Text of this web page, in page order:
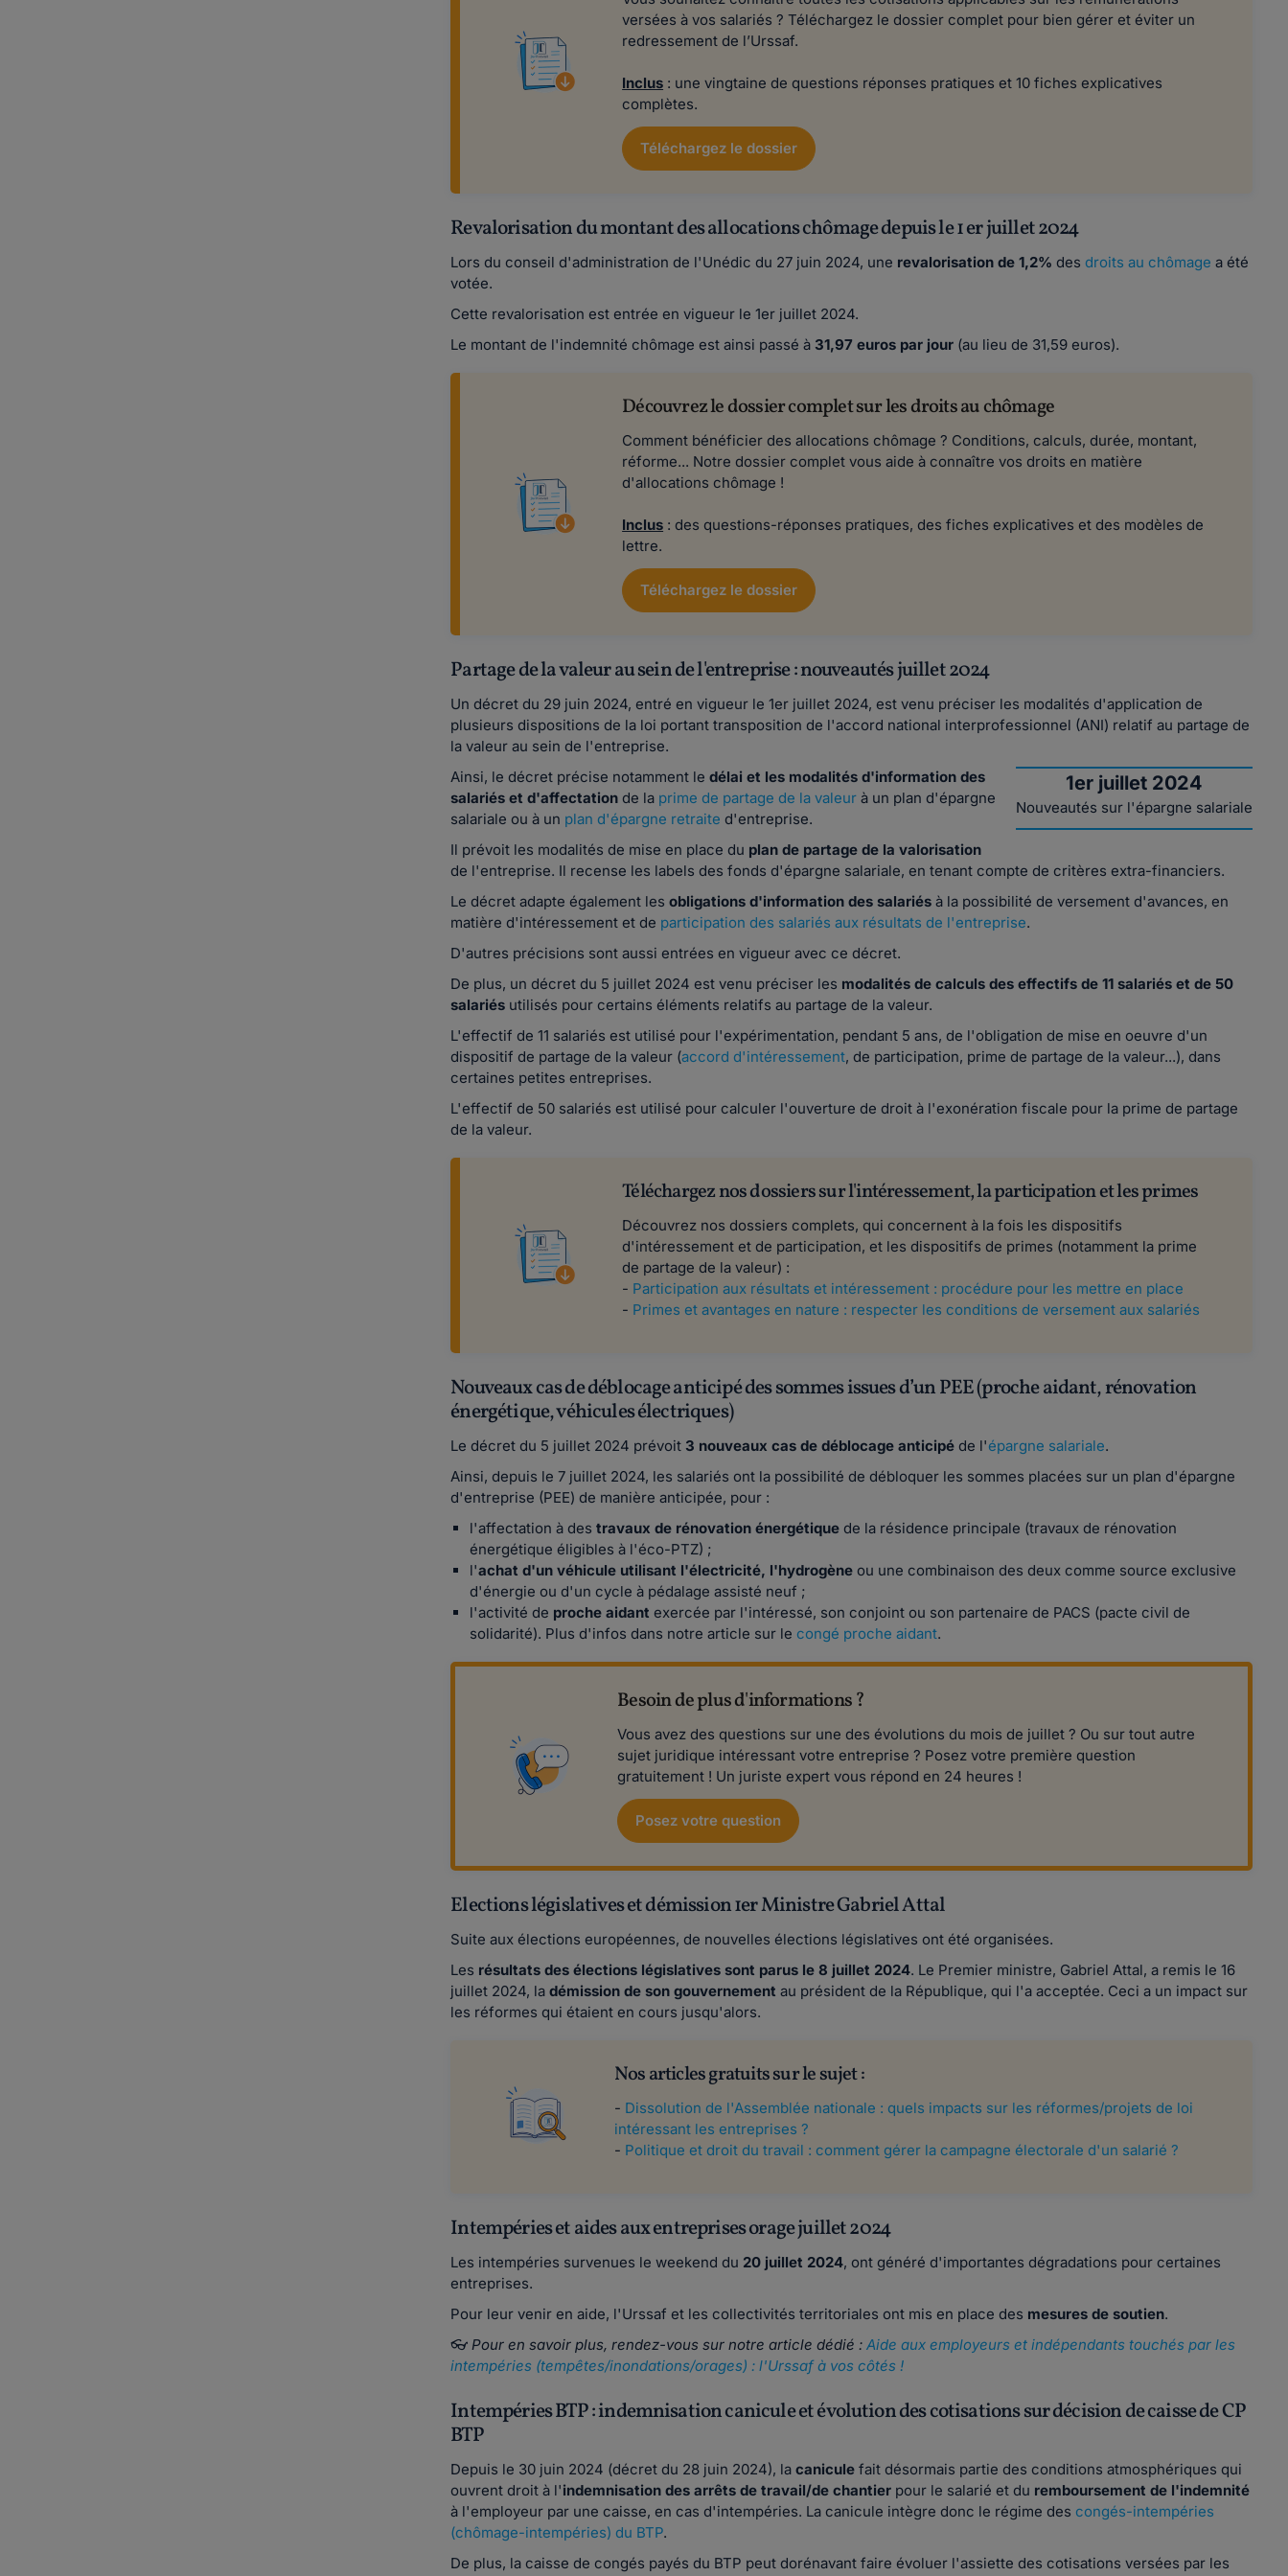
versées à vos salariés ? Téléchargez le dossier complet pour bien gérer et éviter un
redressement de l’Urssaf.
Inclus : une vingtaine de questions réponses pratiques et 10 fiches explicatives
complètes.
Téléchargez le dossier
Revalorisation du montant des allocations chômage depuis le 1 er juillet 2024
Lors du conseil d'administration de l'Unédic du 27 juin 2024, une revalorisation de 1,2% desdroits au chômage a été
votée.
Cette revalorisation est entrée en vigueur le 1er juillet 2024.
Le montant de l'indemnité chômage est ainsi passé à 31,97 euros par jour (au lieu de 31,59 euros).
Découvrez le dossier complet sur les droits au chômage
Comment bénéficier des allocations chômage ? Conditions, calculs, durée, montant,
réforme... Notre dossier complet vous aide à connaître vos droits en matière
d'allocations chômage !
Inclus : des questions-réponses pratiques, des fiches explicatives et des modèles de
lettre.
Téléchargez le dossier
Partage de la valeur au sein de l'entreprise : nouveautés juillet 2024
Un décret du 29 juin 2024, entré en vigueur le 1er juillet 2024, est venu préciser les modalités d'application de
plusieurs dispositions de la loi portant transposition de l'accord national interprofessionnel (ANI) relatif au partage de
la valeur au sein de l'entreprise.
1er juillet 2024
Nouveautés sur l'épargne salariale
Ainsi, le décret précise notamment le délai et les modalités d'information des
salariés et d'affectation de la prime de partage de la valeur à un plan d'épargne
salariale ou à un plan d'épargne retraite d'entreprise.
Il prévoit les modalités de mise en place du plan de partage de la valorisation
de l'entreprise. Il recense les labels des fonds d'épargne salariale, en tenant compte de critères extra-financiers.
Le décret adapte également lesobligations d'information des salariés à la possibilité de versement d'avances, en
matière d'intéressement et de participation des salariés aux résultats de l'entreprise.
D'autres précisions sont aussi entrées en vigueur avec ce décret.
De plus, un décret du 5 juillet 2024 est venu préciser les modalités de calculs des effectifs de 11 salariés et de 50
salariés utilisés pour certains éléments relatifs au partage de la valeur.
L'effectif de 11 salariés est utilisé pour l'expérimentation, pendant 5 ans, de l'obligation de mise en oeuvre d'un
dispositif de partage de la valeur (accord d'intéressement, de participation, prime de partage de la valeur...), dans
certaines petites entreprises.
L'effectif de 50 salariés est utilisé pour calculer l'ouverture de droit à l'exonération fiscale pour la prime de partage
de la valeur.
Téléchargez nos dossiers sur l'intéressement, la participation et les primes
Découvrez nos dossiers complets, qui concernent à la fois les dispositifs
d'intéressement et de participation, et les dispositifs de primes (notamment la prime
de partage de la valeur) :
- Participation aux résultats et intéressement : procédure pour les mettre en place
- Primes et avantages en nature : respecter les conditions de versement aux salariés
Nouveaux cas de déblocage anticipé des sommes issues d’un PEE (proche aidant, rénovation
énergétique, véhicules électriques)
Le décret du 5 juillet 2024 prévoit 3 nouveaux cas de déblocage anticipé de l'épargne salariale.
Ainsi, depuis le 7 juillet 2024, les salariés ont la possibilité de débloquer les sommes placées sur un plan d'épargne
d'entreprise (PEE) de manière anticipée, pour :
l'affectation à des travaux de rénovation énergétique de la résidence principale (travaux de rénovation
énergétique éligibles à l'éco-PTZ) ;
l'achat d'un véhicule utilisant l'électricité, l'hydrogène ou une combinaison des deux comme source exclusive
d'énergie ou d'un cycle à pédalage assisté neuf ;
l'activité de proche aidant exercée par l'intéressé, son conjoint ou son partenaire de PACS (pacte civil de
solidarité). Plus d'infos dans notre article sur lecongé proche aidant.
Besoin de plus d'informations ?
Vous avez des questions sur une des évolutions du mois de juillet ? Ou sur tout autre
sujet juridique intéressant votre entreprise ? Posez votre première question
gratuitement ! Un juriste expert vous répond en 24 heures !
Posez votre question
Elections législatives et démission 1er Ministre Gabriel Attal
Suite aux élections européennes, de nouvelles élections législatives ont été organisées.
Les résultats des élections législatives sont parus le 8 juillet 2024. Le Premier ministre, Gabriel Attal, a remis le 16
juillet 2024, ladémission de son gouvernement au président de la République, qui l'a acceptée. Ceci a un impact sur
les réformes qui étaient en cours jusqu'alors.
Nos articles gratuits sur le sujet :
- Dissolution de l'Assemblée nationale : quels impacts sur les réformes/projets de loi
intéressant les entreprises ?
- Politique et droit du travail : comment gérer la campagne électorale d'un salarié ?
Intempéries et aides aux entreprises orage juillet 2024
Les intempéries survenues le weekend du 20 juillet 2024, ont généré d'importantes dégradations pour certaines
entreprises.
Pour leur venir en aide, l'Urssaf et les collectivités territoriales ont mis en place des mesures de soutien.
👓Pour en savoir plus, rendez-vous sur notre article dédié :Aide aux employeurs et indépendants touchés par les
intempéries (tempêtes/inondations/orages) : l'Urssaf à vos côtés !
Intempéries BTP : indemnisation canicule et évolution des cotisations sur décision de caisse de CP
BTP
Depuis le 30 juin 2024 (décret du 28 juin 2024), lacanicule fait désormais partie des conditions atmosphériques qui
ouvrent droit à l'indemnisation des arrêts de travail/de chantier pour le salarié et du remboursement de l'indemnité
à l'employeur par une caisse, en cas d'intempéries. La canicule intègre donc le régime descongés-intempéries
(chômage-intempéries) du BTP.
De plus, la caisse de congés payés du BTP peut dorénavant faire évoluer l'assiette des cotisations versées par les